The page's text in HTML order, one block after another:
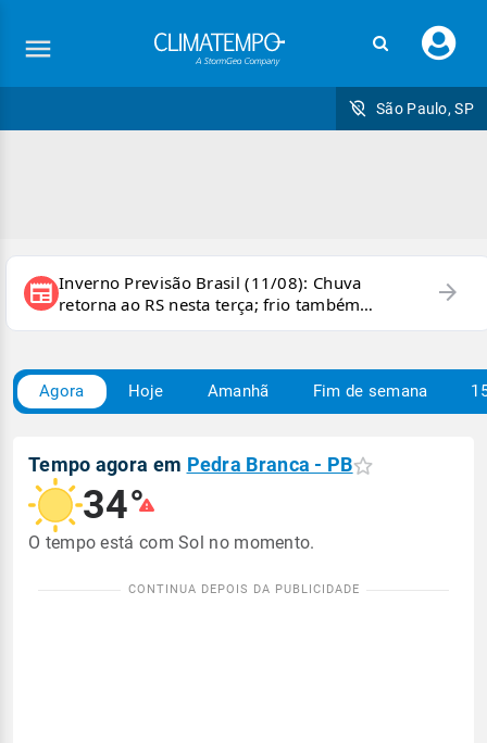
seu
São Paulo, SP
newspaper Inverno Previsão Brasil (11/08): Chuva
retorna ao RS nesta terça; frio também
persiste e há chance de geada
arrow_forward
Agora Hoje Amanhã Fim de semana
Tempo agora em Pedra Branca - PB
34°
O tempo está com Sol no momento.